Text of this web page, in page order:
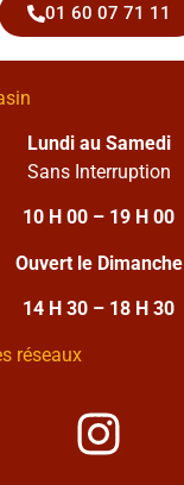
01 60 07 71 11
Lundi au Samedi
Sans Interruption
10 H 00 – 19 H 00
Ouvert le Dimanche
14 H 30 – 18 H 30
réseaux